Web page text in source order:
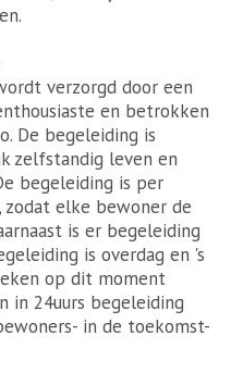
verzorgd door een
en betrokken
De begeleiding is
zelfstandig leven en
begeleiding is per
elke bewoner de
is er begeleiding
is overdag en 's
op dit moment
in 24uurs begeleiding
in de toekomst-